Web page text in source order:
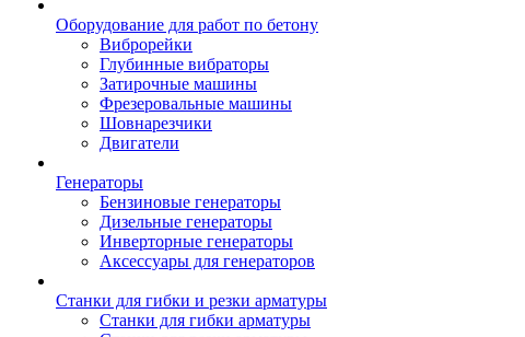
Оборудование для работ по бетону
Виброрейки
Глубинные вибраторы
Затирочные машины
Фрезеровальные машины
Шовнарезчики
Двигатели
Генераторы
Бензиновые генераторы
Дизельные генераторы
Инверторные генераторы
Аксессуары для генераторов
Станки для гибки и резки арматуры
Станки для гибки арматуры